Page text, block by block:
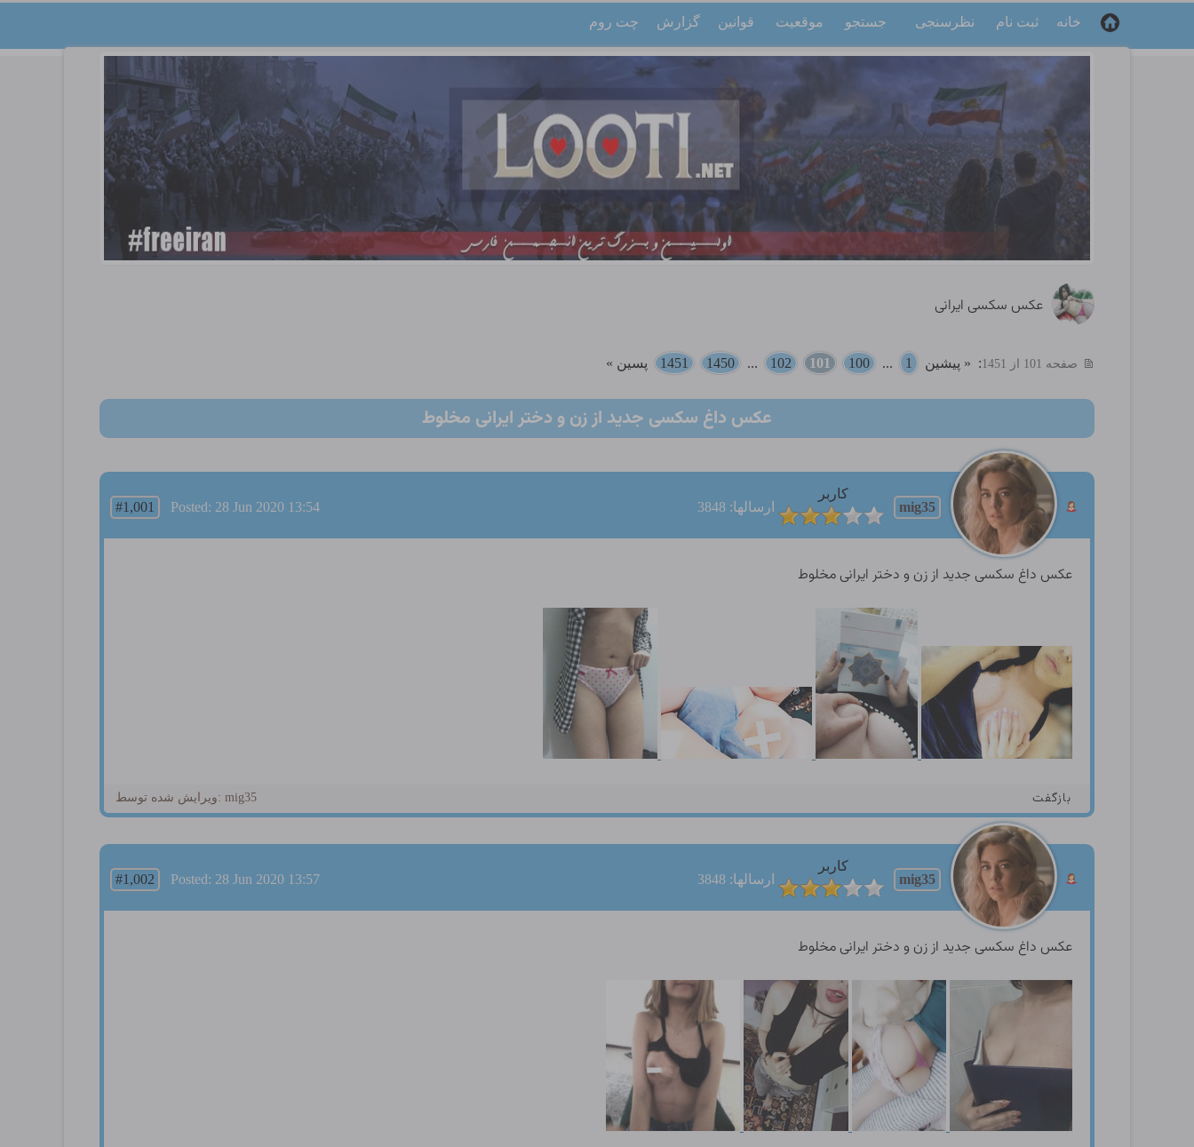
خانه ثبت نام نظرسنجی جستجو موقعیت قوانین گزارش چت روم
عکس سکسی ایرانی
صفحه 101 از 1451 : « پیشین 1
...
100
101
102
...
1450
1451 پسین »
عکس داغ سکسی جدید از زن و دختر ایرانی مخلوط
mig35
کاربر
ارسالها: 3848
#1,001 Posted: 28 Jun 2020 13:54
عکس داغ سکسی جدید از زن و دختر ایرانی مخلوط
بازگفت ویرایش شده توسط: mig35
mig35
کاربر
ارسالها: 3848
#1,002 Posted: 28 Jun 2020 13:57
عکس داغ سکسی جدید از زن و دختر ایرانی مخلوط